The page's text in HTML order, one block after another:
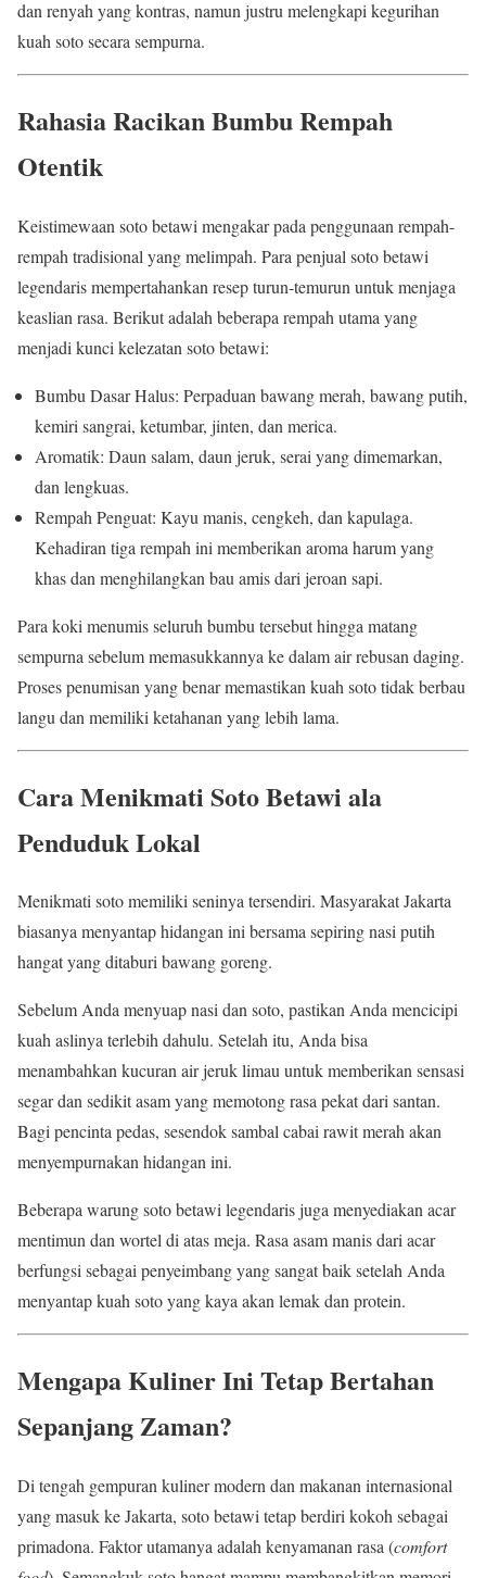
dan renyah yang kontras, namun justru melengkapi kegurihan
kuah soto secara sempurna.
Rahasia Racikan Bumbu Rempah
Otentik
Keistimewaan soto betawi mengakar pada penggunaan rempah-
rempah tradisional yang melimpah. Para penjual soto betawi
legendaris mempertahankan resep turun-temurun untuk menjaga
keaslian rasa. Berikut adalah beberapa rempah utama yang
menjadi kunci kelezatan soto betawi:
Bumbu Dasar Halus: Perpaduan bawang merah, bawang putih,
kemiri sangrai, ketumbar, jinten, dan merica.
Aromatik: Daun salam, daun jeruk, serai yang dimemarkan,
dan lengkuas.
Rempah Penguat: Kayu manis, cengkeh, dan kapulaga.
Kehadiran tiga rempah ini memberikan aroma harum yang
khas dan menghilangkan bau amis dari jeroan sapi.
Para koki menumis seluruh bumbu tersebut hingga matang
sempurna sebelum memasukkannya ke dalam air rebusan daging.
Proses penumisan yang benar memastikan kuah soto tidak berbau
langu dan memiliki ketahanan yang lebih lama.
Cara Menikmati Soto Betawi ala
Penduduk Lokal
Menikmati soto memiliki seninya tersendiri. Masyarakat Jakarta
biasanya menyantap hidangan ini bersama sepiring nasi putih
hangat yang ditaburi bawang goreng.
Sebelum Anda menyuap nasi dan soto, pastikan Anda mencicipi
kuah aslinya terlebih dahulu. Setelah itu, Anda bisa
menambahkan kucuran air jeruk limau untuk memberikan sensasi
segar dan sedikit asam yang memotong rasa pekat dari santan.
Bagi pencinta pedas, sesendok sambal cabai rawit merah akan
menyempurnakan hidangan ini.
Beberapa warung soto betawi legendaris juga menyediakan acar
mentimun dan wortel di atas meja. Rasa asam manis dari acar
berfungsi sebagai penyeimbang yang sangat baik setelah Anda
menyantap kuah soto yang kaya akan lemak dan protein.
Mengapa Kuliner Ini Tetap Bertahan
Sepanjang Zaman?
Di tengah gempuran kuliner modern dan makanan internasional
yang masuk ke Jakarta, soto betawi tetap berdiri kokoh sebagai
primadona. Faktor utamanya adalah kenyamanan rasa (comfort